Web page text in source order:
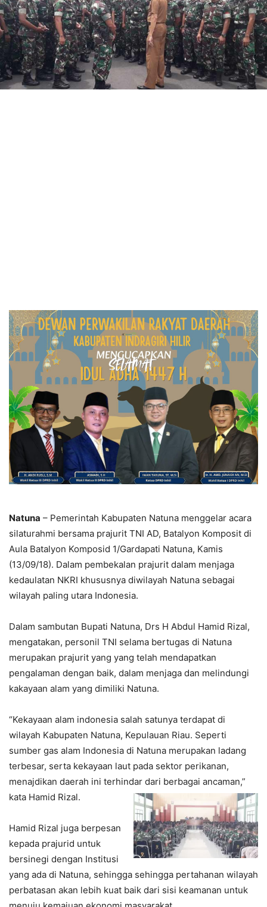
Natuna – Pemerintah Kabupaten Natuna menggelar acara
silaturahmi bersama prajurit TNI AD, Batalyon Komposit di
Aula Batalyon Komposid 1/Gardapati Natuna, Kamis
(13/09/18). Dalam pembekalan prajurit dalam menjaga
kedaulatan NKRI khususnya diwilayah Natuna sebagai
wilayah paling utara Indonesia.
Dalam sambutan Bupati Natuna, Drs H Abdul Hamid Rizal,
mengatakan, personil TNI selama bertugas di Natuna
merupakan prajurit yang yang telah mendapatkan
pengalaman dengan baik, dalam menjaga dan melindungi
kakayaan alam yang dimiliki Natuna.
“Kekayaan alam indonesia salah satunya terdapat di
wilayah Kabupaten Natuna, Kepulauan Riau. Seperti
sumber gas alam Indonesia di Natuna merupakan ladang
terbesar, serta kekayaan laut pada sektor perikanan,
menajdikan daerah ini terhindar dari berbagai ancaman,”
kata Hamid Rizal.
Hamid Rizal juga berpesan
kepada prajurid untuk
bersinegi dengan Institusi
yang ada di Natuna, sehingga sehingga pertahanan wilayah
perbatasan akan lebih kuat baik dari sisi keamanan untuk